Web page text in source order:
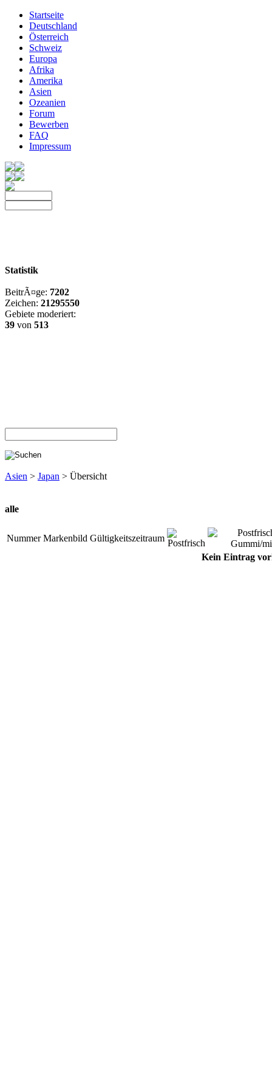
Startseite
Deutschland
Österreich
Schweiz
Europa
Afrika
Amerika
Asien
Ozeanien
Forum
Bewerben
FAQ
Impressum
Statistik
BeitrÃ¤ge: 7202
Zeichen: 21295550
Gebiete moderiert:
39 von 513
Asien > Japan > Übersicht
alle
Nummer Markenbild Gültigkeitszeitraum
Kein Eintrag